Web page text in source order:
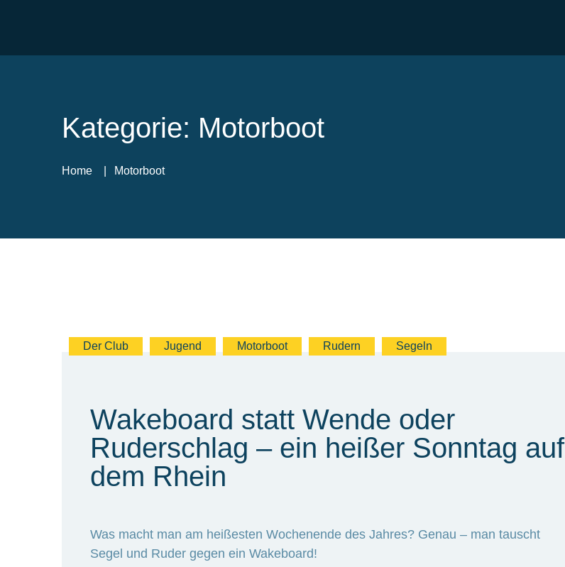
Kategorie: Motorboot
Home Motorboot
Der Club Jugend Motorboot Rudern Segeln
Wakeboard statt Wende oder
Ruderschlag – ein heißer Sonntag auf
dem Rhein
Was macht man am heißesten Wochenende des Jahres? Genau – man tauscht
Segel und Ruder gegen ein Wakeboard!